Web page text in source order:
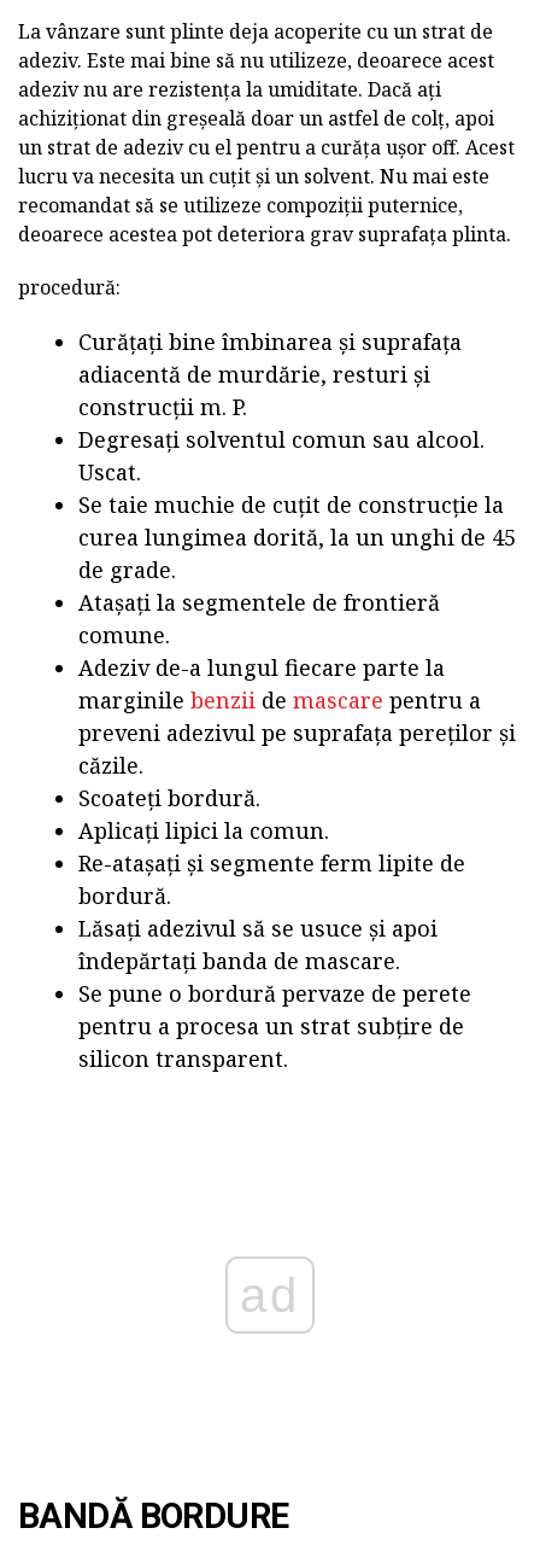
La vânzare sunt plinte deja acoperite cu un strat de
adeziv. Este mai bine să nu utilizeze, deoarece acest
adeziv nu are rezistența la umiditate. Dacă ați
achiziționat din greșeală doar un astfel de colț, apoi
un strat de adeziv cu el pentru a curăța ușor off. Acest
lucru va necesita un cuțit și un solvent. Nu mai este
recomandat să se utilizeze compoziții puternice,
deoarece acestea pot deteriora grav suprafața plinta.
procedură:
Curățați bine îmbinarea și suprafața
adiacentă de murdărie, resturi și
construcții m. P.
Degresați solventul comun sau alcool.
Uscat.
Se taie muchie de cuțit de construcție la
curea lungimea dorită, la un unghi de 45
de grade.
Atașați la segmentele de frontieră
comune.
Adeziv de-a lungul fiecare parte la
marginile benzii de mascare pentru a
preveni adezivul pe suprafața pereților și
căzile.
Scoateți bordură.
Aplicați lipici la comun.
Re-atașați și segmente ferm lipite de
bordură.
Lăsați adezivul să se usuce și apoi
îndepărtați banda de mascare.
Se pune o bordură pervaze de perete
pentru a procesa un strat subțire de
silicon transparent.
ad
BANDĂ BORDURE